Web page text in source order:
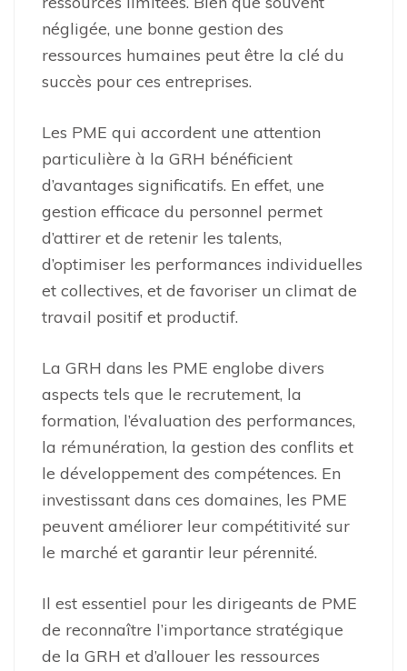
négligée, une bonne gestion des
ressources humaines peut être la clé du
succès pour ces entreprises.
Les PME qui accordent une attention
particulière à la GRH bénéficient
d’avantages significatifs. En effet, une
gestion efficace du personnel permet
d’attirer et de retenir les talents,
d’optimiser les performances individuelles
et collectives, et de favoriser un climat de
travail positif et productif.
La GRH dans les PME englobe divers
aspects tels que le recrutement, la
formation, l’évaluation des performances,
la rémunération, la gestion des conflits et
le développement des compétences. En
investissant dans ces domaines, les PME
peuvent améliorer leur compétitivité sur
le marché et garantir leur pérennité.
Il est essentiel pour les dirigeants de PME
de reconnaître l’importance stratégique
de la GRH et d’allouer les ressources